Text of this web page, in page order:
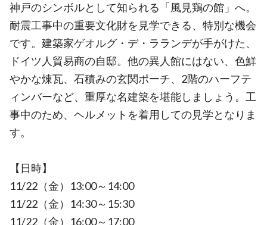
神戸のシンボルとして知られる「風見鶏の館」へ。
耐震工事中の重要文化財を見学できる、特別な機会
です。建築家ゲオルグ・デ・ラランデが手がけた、
ドイツ人貿易商の自邸。他の異人館にはない、色鮮
やかな煉瓦、石積みの玄関ポーチ、2階のハーフテ
ィンバーなど、重厚な名建築を堪能しましょう。工
事中のため、ヘルメットを着用しての見学となりま
す。
【日時】
11/22（金）13:00～14:00
11/22（金）14:30～15:30
11/22（金）16:00～17:00